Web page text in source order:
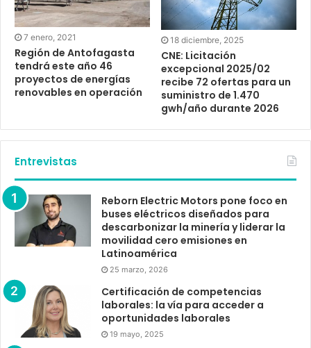
7 enero, 2021
Región de Antofagasta
tendrá este año 46
proyectos de energías
renovables en operación
18 diciembre, 2025
CNE: Licitación
excepcional 2025/02
recibe 72 ofertas para un
suministro de 1.470
gwh/año durante 2026
Entrevistas
Reborn Electric Motors pone foco en
buses eléctricos diseñados para
descarbonizar la minería y liderar la
movilidad cero emisiones en
Latinoamérica
25 marzo, 2026
Certificación de competencias
laborales: la vía para acceder a
oportunidades laborales
19 mayo, 2025